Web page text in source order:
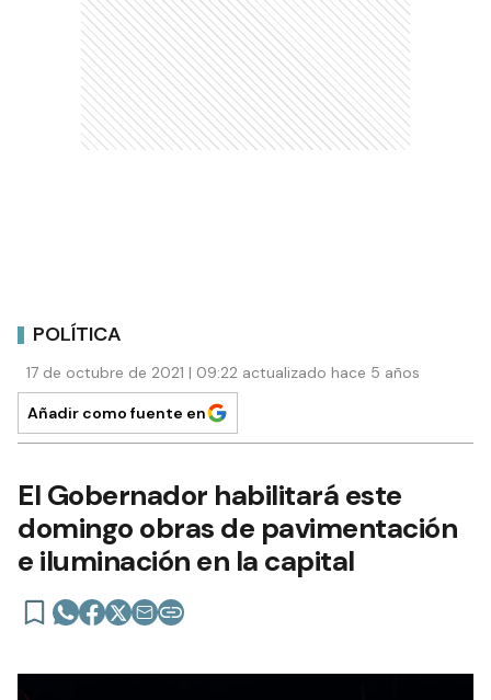
POLÍTICA
17 de octubre de 2021 | 09:22 actualizado hace 5 años
Añadir como fuente en
El Gobernador habilitará este
domingo obras de pavimentación
e iluminación en la capital